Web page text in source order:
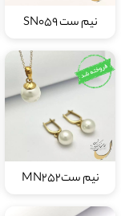
نیم ست SN059
نیم ستMN252